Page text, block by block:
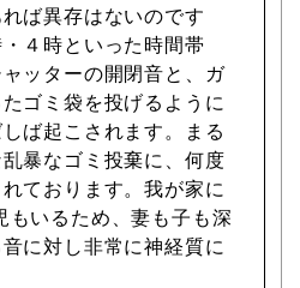
ば異存はないのです
４時といった時間帯
ッターの開閉音と、ガ
ゴミ袋を投げるように
ば起こされます。まる
暴なゴミ投棄に、何度
ております。我が家に
いるため、妻も子も深
に対し非常に神経質に